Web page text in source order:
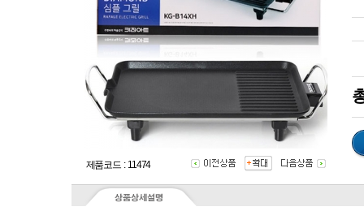
제품코드 : 11474